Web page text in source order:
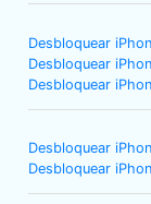
Desbloquear
Desbloquear
Desbloquear
Desbloquear
Desbloquear